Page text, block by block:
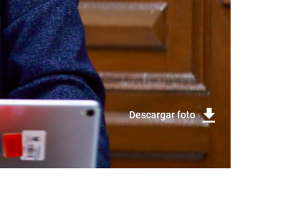
Descargar foto